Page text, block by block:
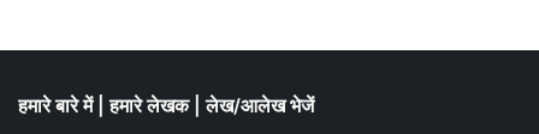
हमारे बारे में हमारे लेखक लेख/आलेख भेजें